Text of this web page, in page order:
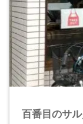
百番目のサ